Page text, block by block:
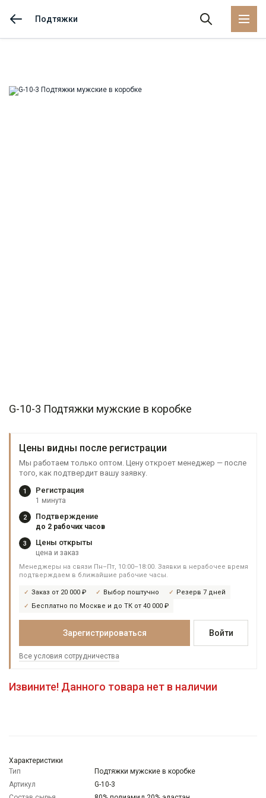
Подтяжки
G-10-3 Подтяжки мужские в коробке
Цены видны после регистрации
Мы работаем только оптом. Цену откроет менеджер — после
того, как подтвердит вашу заявку.
1 Регистрация
1 минута
2 Подтверждение
до 2 рабочих часов
3 Цены открыты
цена и заказ
Менеджеры на связи Пн–Пт, 10:00–18:00. Заявки в нерабочее время
подтверждаем в ближайшие рабочие часы.
Заказ от 20 000 ₽ Выбор поштучно
Резерв 7 дней
Бесплатно по Москве и до ТК от 40 000 ₽
Зарегистрироваться Войти
Все условия сотрудничества
Извините! Данного товара нет в наличии
Характеристики
Тип
Подтяжки мужские в коробке
Артикул
G-10-3